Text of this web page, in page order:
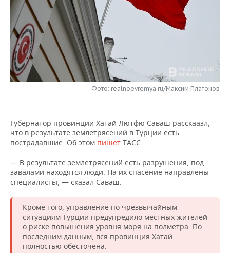
КОМУ ПРИНАДЛЕЖАТ
ТОРГОВЫЕ ЦЕНТРЫ
ТАТАРСТАНА
БЮДЖЕТ
ИНВЕСТИЦИИ
МАШИНОСТРОЕНИЕ
НЕФТЕХИМИЯ
НЕФТЬ
ОПК
НОВОСТИ АВТО
БИЗНЕС
НОВОСТИ БИЗНЕСА
РОЗНИЧНАЯ ТОРГОВЛЯ
ТРАНСПОРТ
ТЕХНОЛОГИИ
НОВОСТИ ТЕХНОЛОГИЙ
IT
ТЕЛЕКОММУНИКАЦИИ
МЕРОПРИЯТИЯ
НОВОСТИ МЕРОПРИЯТИЙ
БИЗНЕС-БРАНЧИ
ONLINE-КОНФЕРЕНЦИИ
ОТКРЫТАЯ ЛЕКЦИЯ
СПОРТ
ФУТБОЛ
ХОККЕЙ
БАСКЕТБОЛ
ВОЛЕЙБОЛ
КИБЕРСПОРТ
ФИГУРНОЕ КАТАНИЕ
НОВОСТИ ОБЩЕСТВА
ВЛАСТЬ
ИНФРАСТРУКТУРА
ИСТОРИЯ
КУЛЬТУРА
МЕДИЦИНА
ФОТОГАЛЕРЕЯ
СЮЖЕТЫ
СПРАВОЧНИК
СПИСОК ПЕРСОН
СПИСОК КОМПАНИЙ
ПОЛНАЯ ВЕРСИЯ
Фото: realnoevremya.ru/Максим Платонов
Губернатор провинции Хатай Лютфю Саваш расскаазл,
что в результате землетрясений в Турции есть
пострадавшие. Об этом пишет ТАСС.
— В результате землетрясений есть разрушения, под
завалами находятся люди. На их спасение направлены
специалисты, — сказал Саваш.
Кроме того, управление по чрезвычайным
ситуациям Турции предупредило местных жителей
о риске повышения уровня моря на полметра. По
последним данным, вся провинция Хатай
полностью обесточена.